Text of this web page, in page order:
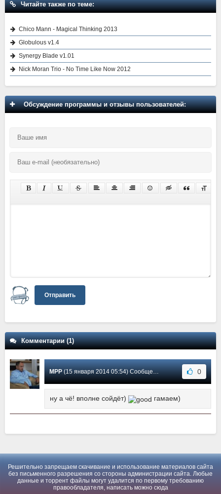
Читайте также по теме:
Chico Mann - Magical Thinking 2013
Globulous v1.4
Synergy Blade v1.01
Nick Moran Trio - No Time Like Now 2012
Обсуждение программы и отзывы пользователей:
Отправить
Комментарии (1)
MPP(15 января 2014 05:54) Сообщение #1 0
ну а чё! вполне сойдёт) гамаем)
Решительно запрещаем скачивание и использование материалов сайта
без письменного разрешения со стороны администрации сайта. Любые
данные и торрент файлы могут удалится по первому требованию
правообладателя, написать можно сюда